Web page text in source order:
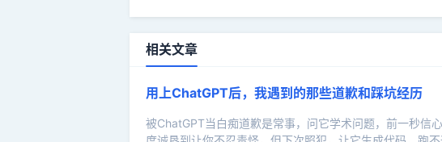
相关文章
用上ChatGPT后，我遇到的那些道歉和踩坑经历
被ChatGPT当白痴道歉是常事，问它学术问题，前一秒信